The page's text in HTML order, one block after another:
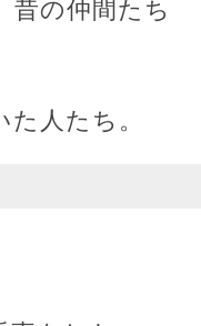
昔の仲間たち
人たち。